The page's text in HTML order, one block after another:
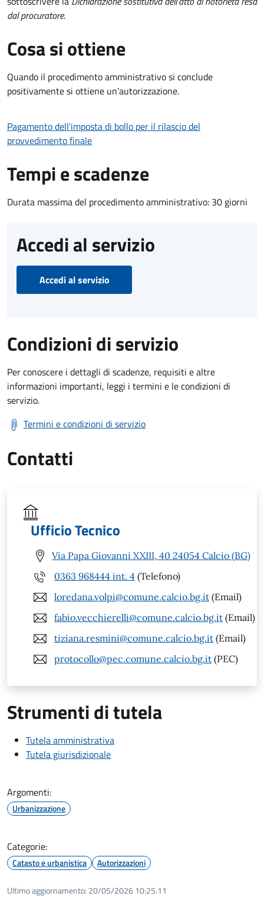
dal procuratore.
Cosa si ottiene
Quando il procedimento amministrativo si conclude
positivamente si ottiene un'autorizzazione.
Pagamento dell'imposta di bollo per il rilascio del
provvedimento finale
Tempi e scadenze
Durata massima del procedimento amministrativo: 30 giorni
Accedi al servizio
Accedi al servizio
Condizioni di servizio
Per conoscere i dettagli di scadenze, requisiti e altre
informazioni importanti, leggi i termini e le condizioni di
servizio.
Termini e condizioni di servizio
Contatti
Ufficio Tecnico
Via Papa Giovanni XXIII, 40 24054 Calcio (BG)
0363 968444 int. 4 (Telefono)
loredana.volpi@comune.calcio.bg.it (Email)
fabio.vecchierelli@comune.calcio.bg.it (Email)
tiziana.resmini@comune.calcio.bg.it (Email)
protocollo@pec.comune.calcio.bg.it (PEC)
Strumenti di tutela
Tutela amministrativa
Tutela giurisdizionale
Argomenti:
Urbanizzazione
Categorie:
Catasto e urbanistica Autorizzazioni
Ultimo aggiornamento: 20/05/2026 10:25.11